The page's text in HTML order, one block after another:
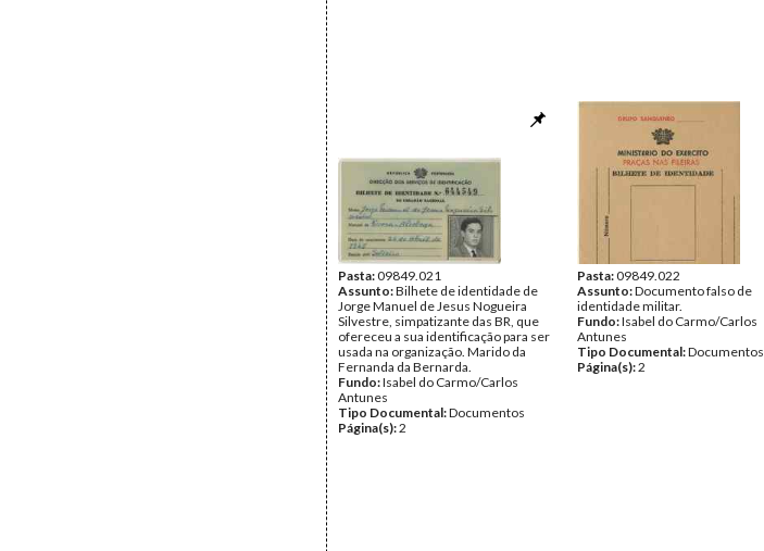
Pasta:09849.021
Assunto:Bilhete de identidade de
Jorge Manuel de Jesus Nogueira
Silvestre, simpatizante das BR, que
ofereceu a sua identificação para ser
usada na organização. Marido da
Fernanda da Bernarda.
Fundo:Isabel do Carmo/Carlos
Antunes
Tipo Documental:Documentos
Página(s):2
Pasta:09849.022
Assunto:Documento falso de
identidade militar.
Fundo:Isabel do Carmo/Carlos
Antunes
Tipo Documental:Documentos
Página(s):2